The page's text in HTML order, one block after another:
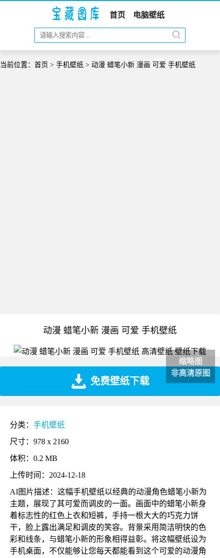
首页 电脑壁纸
当前位置： 首页 > 手机壁纸 > 动漫 蜡笔小新 漫画 可爱 手机壁纸
动漫 蜡笔小新 漫画 可爱 手机壁纸
缩略图
非高清原图
免费壁纸下载
分类： 手机壁纸
尺寸：978 x 2160
体积：0.2 MB
上传时间：2024-12-18
AI图片描述：这幅手机壁纸以经典的动漫角色蜡笔小新为
主题，展现了其可爱而调皮的一面。画面中的蜡笔小新身
着标志性的红色上衣和短裤，手持一根大大的巧克力饼
干，脸上露出满足和调皮的笑容。背景采用简洁明快的色
彩和线条，与蜡笔小新的形象相得益彰。将这幅壁纸设为
手机桌面，不仅能够让您每天都能看到这个可爱的动漫角